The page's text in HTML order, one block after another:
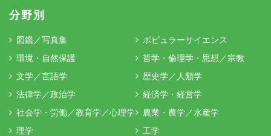
分野別
図鑑／写真集
ポピュラーサイエンス
環境・自然保護
哲学・倫理学・思想／宗教
文学／言語学
歴史学／人類学
法律学／政治学
経済学・経営学
社会学・労働／教育学／心理学
農業・農学／水産学
理学
工学